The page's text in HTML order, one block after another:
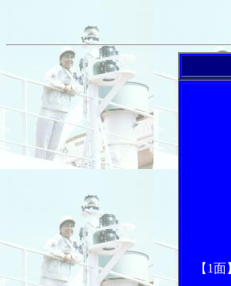
「内航海
【1面